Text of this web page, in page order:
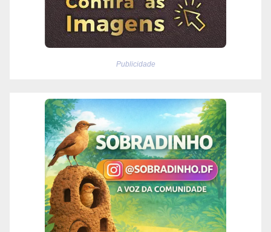
Publicidade